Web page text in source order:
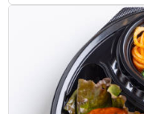
記プルダウンよりお選
コンデナス
ツナマヨが明太子の
すい。コクがありつ
す。ごはんとの相性